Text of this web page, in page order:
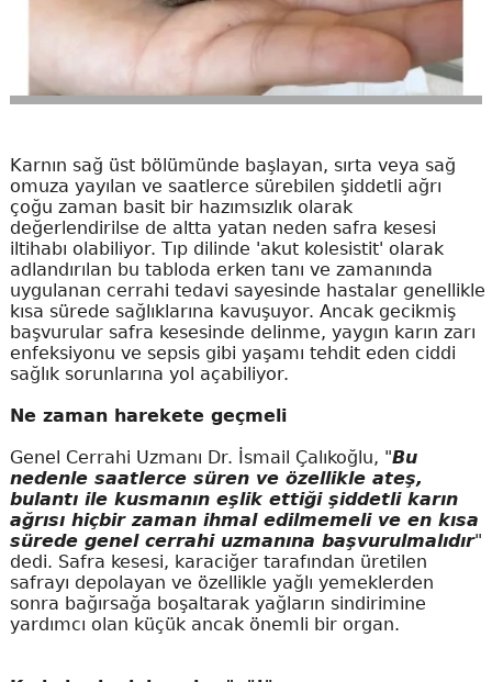
Karnın sağ üst bölümünde başlayan, sırta veya sağ
omuza yayılan ve saatlerce sürebilen şiddetli ağrı
çoğu zaman basit bir hazımsızlık olarak
değerlendirilse de altta yatan neden safra kesesi
iltihabı olabiliyor. Tıp dilinde 'akut kolesistit' olarak
adlandırılan bu tabloda erken tanı ve zamanında
uygulanan cerrahi tedavi sayesinde hastalar genellikle
kısa sürede sağlıklarına kavuşuyor. Ancak gecikmiş
başvurular safra kesesinde delinme, yaygın karın zarı
enfeksiyonu ve sepsis gibi yaşamı tehdit eden ciddi
sağlık sorunlarına yol açabiliyor.
Ne zaman harekete geçmeli
Genel Cerrahi Uzmanı Dr. İsmail Çalıkoğlu, "Bu
nedenle saatlerce süren ve özellikle ateş,
bulantı ile kusmanın eşlik ettiği şiddetli karın
ağrısı hiçbir zaman ihmal edilmemeli ve en kısa
sürede genel cerrahi uzmanına başvurulmalıdır"
dedi. Safra kesesi, karaciğer tarafından üretilen
safrayı depolayan ve özellikle yağlı yemeklerden
sonra bağırsağa boşaltarak yağların sindirimine
yardımcı olan küçük ancak önemli bir organ.